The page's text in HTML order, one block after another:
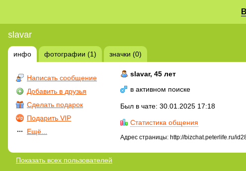
slavar
инфо фотографии (1) значки (0)
Написать сообщение
Добавить в друзья
Сделать подарок
Подарить VIP
Ещё...
slavar, 45 лет
в активном поиске
Был в чате: 30.01.2025 17:18
Статистика общения
Адрес страницы: http://bizchat.peterlife.ru/
Показать всех пользователей